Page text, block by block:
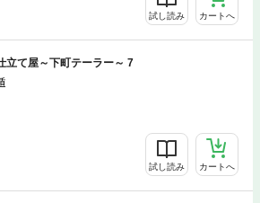
試し読み カートへ
立て屋～下町テーラー～ 7
試し読み カートへ